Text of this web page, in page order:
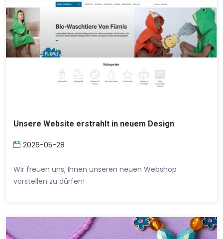
Unsere Website erstrahlt in neuem Design
2026-05-28
Wir freuen uns, Ihnen unseren neuen Webshop
vorstellen zu dürfen!